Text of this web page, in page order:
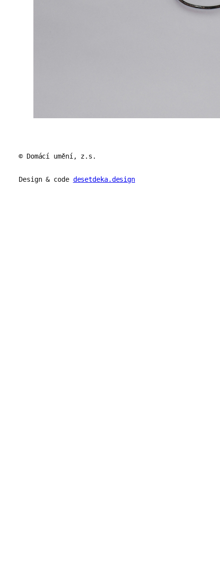
© Domácí umění, z.s.
Design & code desetdeka.design